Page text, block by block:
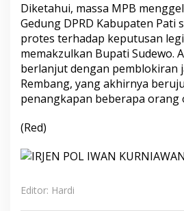
Diketahui, massa MPB
Gedung DPRD Kabupaten Pati
protes terhadap keputusan
memakzulkan Bupati Sudewo.
berlanjut dengan pemblokiran
Rembang, yang akhirnya
penangkapan beberapa orang
(Red)
Editor: Hardi